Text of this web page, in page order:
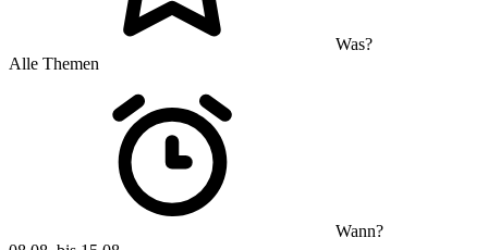
Was?
Alle Themen
Wann?